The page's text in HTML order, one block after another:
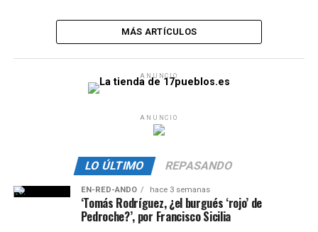
MÁS ARTÍCULOS
ANUNCIO
ANUNCIO
LO ÚLTIMO REPASANDO
EN-RED-ANDO hace 3 semanas
‘Tomás Rodríguez, ¿el burgués ‘rojo’ de
Pedroche?’, por Francisco Sicilia